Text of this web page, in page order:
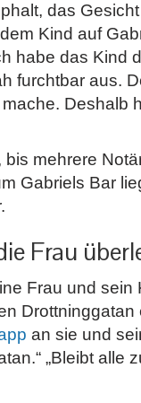
das
Kind auf
habe das Kind
furchtbar aus.
Deshalb
mehrere
Gabriels Bar
Frau
Frau und sein
an sie und
„Bleibt alle